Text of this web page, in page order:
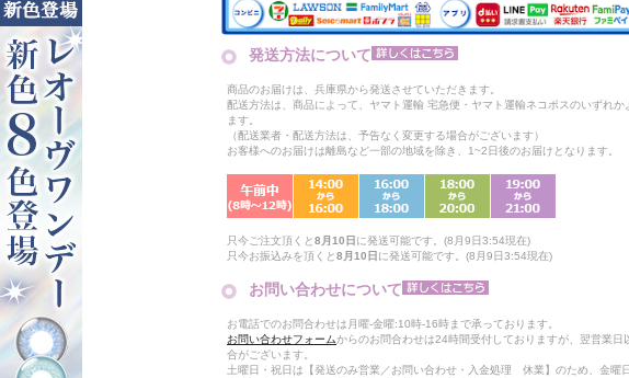
発送方法について
商品のお届けは、兵庫県から発送させていただきます。
配送方法は、商品によって、ヤマト運輸 宅急便・ヤマト運輸ネコポスのいずれか
ます。
（配送業者・配送方法は、予告なく変更する場合がございます）
お客様へのお届けは離島など一部の地域を除き、1~2日後のお届けとなります。
只今ご注文頂くと8月10日 に発送可能です。(8月9日3:54現在)
只今お振込みを頂くと8月10日 に発送可能です。(8月9日3:54現在)
お問い合わせについて
お電話でのお問合わせは月曜-金曜:10時-16時まで承っております。
お問い合わせフォームからのお問合わせは24時間受付しておりますが、翌営業日
合がございます。
土曜日・祝日は【発送のみ営業／お問い合わせ・入金処理 休業】のため、金